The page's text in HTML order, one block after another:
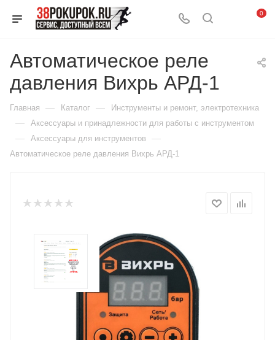
0
Автоматическое реле
давления Вихрь АРД-1
Главная — Каталог — Инструменты и ремонт, электротехника
— Аксессуары и принадлежности для работы с инструментом
— Аксессуары для инструментов —
Автоматическое реле давления Вихрь АРД-1